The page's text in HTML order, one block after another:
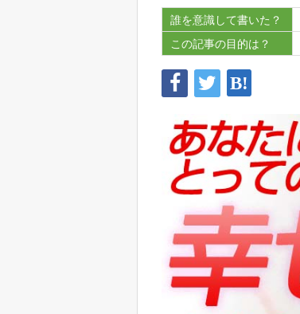
誰を意識して書いた？
この記事の目的は？